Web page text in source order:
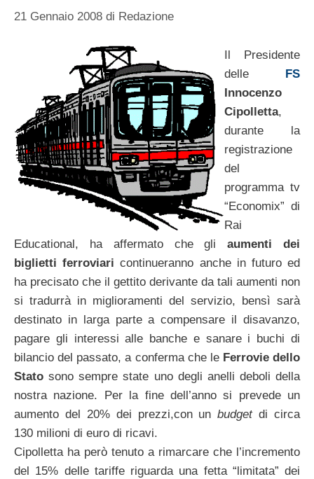
21 Gennaio 2008 di Redazione
Il Presidente
delle FS
Innocenzo
Cipolletta,
durante la
registrazione
del
programma tv
“Economix” di
Rai
Educational, ha affermato che gliaumenti dei
biglietti ferroviari continueranno anche in futuro ed
ha precisato che il gettito derivante da tali aumenti non
si tradurrà in miglioramenti del servizio, bensì sarà
destinato in larga parte a compensare il disavanzo,
pagare gli interessi alle banche e sanare i buchi di
bilancio del passato, a conferma che le Ferrovie dello
Stato sono sempre state uno degli anelli deboli della
nostra nazione. Per la fine dell’anno si prevede un
aumento del 20% dei prezzi,con unbudgetdi circa
130 milioni di euro di ricavi.
Cipolletta ha però tenuto a rimarcare che l’incremento
del 15% delle tariffe riguarda una fetta “limitata” dei